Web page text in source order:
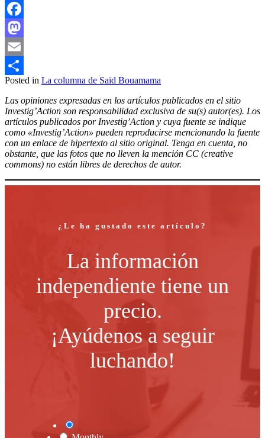
Facebook
Mastodon
Email
Compartir
Posted in La columna de Saïd Bouamama
Las opiniones expresadas en los artículos publicados en el sitio
Investig’Action son responsabilidad exclusiva de su(s) autor(es). Los
artículos publicados por Investig’Action y cuya fuente se indique
como «Investig’Action» pueden reproducirse mencionando la fuente
con un enlace de hipertexto al sitio original. Tenga en cuenta, no
obstante, que las fotos que no lleven la mención CC (creative
commons) no están libres de derechos de autor.
¿Le ha gustado este artículo?
La información
independiente tiene un
precio.
¡Ayúdenos a seguir
luchando!